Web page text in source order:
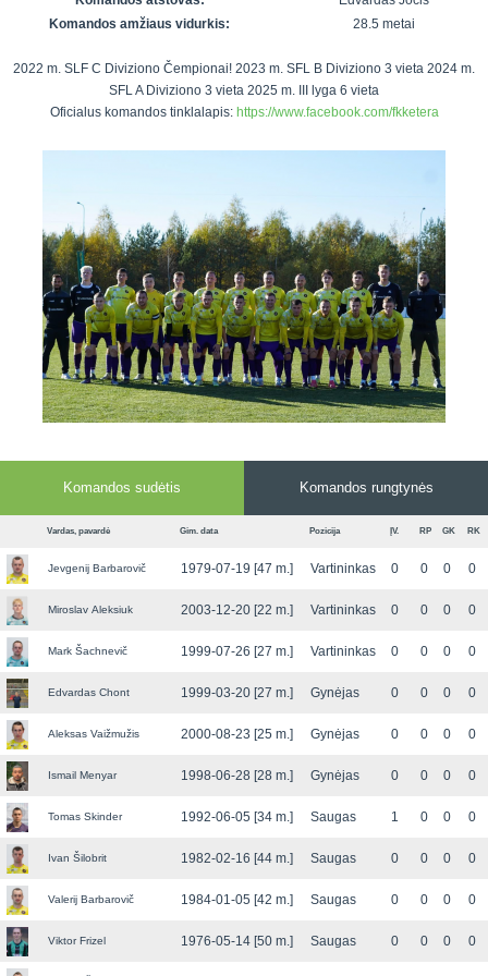
7x7 vasaros
Lyga 8x8
SFL rudens
Aukštaitijos
senjorų
čempionatas
Euro2016
Komandos amžiaus vidurkis:
28.5 metai
2022 m. SLF C Diviziono Čempionai! 2023 m. SFL B Diviziono 3 vieta 2024 m.
SFL A Diviziono 3 vieta 2025 m. III lyga 6 vieta
Oficialus komandos tinklalapis: https://www.facebook.com/fkketera
Komandos sudėtis Komandos rungtynės
Vardas, pavardė Gim. data Pozicija ĮV. RP GK RK
Jevgenij Barbarovič 1979-07-19 [47 m.] Vartininkas 0 0 0 0
Miroslav Aleksiuk 2003-12-20 [22 m.] Vartininkas 0 0 0 0
Mark Šachnevič 1999-07-26 [27 m.] Vartininkas 0 0 0 0
Edvardas Chont 1999-03-20 [27 m.] Gynėjas 0 0 0 0
Aleksas Vaižmužis 2000-08-23 [25 m.] Gynėjas 0 0 0 0
Ismail Menyar 1998-06-28 [28 m.] Gynėjas 0 0 0 0
Tomas Skinder 1992-06-05 [34 m.] Saugas 1 0 0 0
Ivan Šilobrit 1982-02-16 [44 m.] Saugas 0 0 0 0
Valerij Barbarovič 1984-01-05 [42 m.] Saugas 0 0 0 0
Viktor Frizel 1976-05-14 [50 m.] Saugas 0 0 0 0